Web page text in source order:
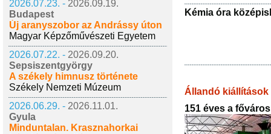
2026.07.23. - 2026.09.19.
Budapest
Új aranyszobor az Andrássy úton
Magyar Képzőművészeti Egyetem
2026.07.22. - 2026.09.20.
Sepsiszentgyörgy
A székely himnusz története
Székely Nemzeti Múzeum
2026.06.29. - 2026.11.01.
Gyula
Minduntalan. Krasznahorkai
Kémia óra
Állandó kiállítások
151 éves a